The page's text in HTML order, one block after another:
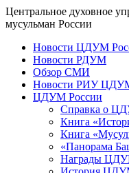
Центральное духовное
мусульман России
Новости ЦДУМ
Новости РДУМ
Обзор СМИ
Новости РИУ
ЦДУМ России
Справка о
Книга
Книга
«Панорама
Награды